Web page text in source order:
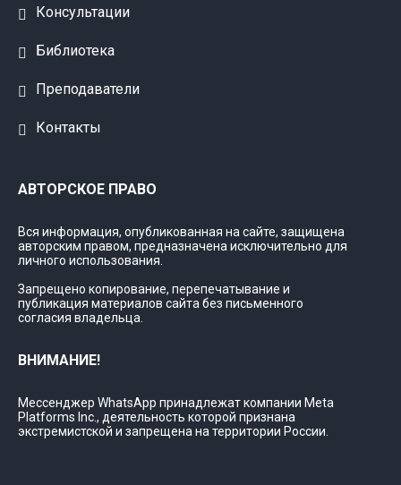
Консультации
Библиотека
Преподаватели
Контакты
АВТОРСКОЕ ПРАВО
Вся информация, опубликованная на сайте, защищена
авторским правом, предназначена исключительно для
личного использования.
Запрещено копирование, перепечатывание и
публикация материалов сайта без письменного
согласия владельца.
ВНИМАНИЕ!
Мессенджер WhatsApp принадлежат компании Meta
Platforms Inc., деятельность которой признана
экстремистской и запрещена на территории России.